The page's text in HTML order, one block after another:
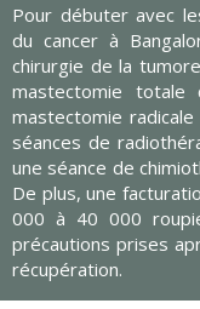
Pour débuter avec
du cancer à
chirurgie de la
mastectomie
mastectomie
séances de
une séance de
De plus, une
000 à 40 000
précautions prises
récupération.